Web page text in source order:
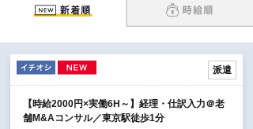
派遣
【時給2000円×実働6H～】経理・仕訳入力＠老
舗M&Aコンサル／東京駅徒歩1分